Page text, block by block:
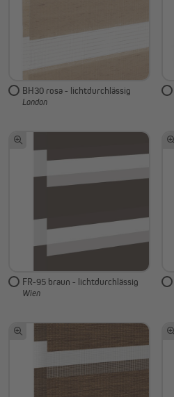
BH30 rosa - lichtdurchlässig
London
FR-95 braun - lichtdurchlässig
Wien